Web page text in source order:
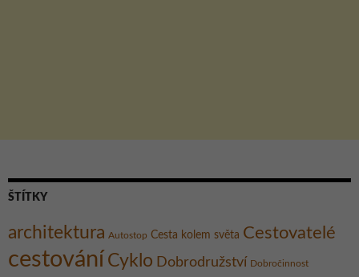
ŠTÍTKY
architektura Autostop Cesta kolem světa Cestovatelé
cestování Cyklo Dobrodružství Dobročinnost